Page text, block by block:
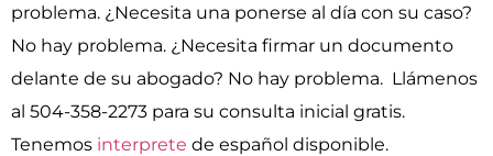
problema. ¿Necesita una ponerse al día con su caso?
No hay problema. ¿Necesita firmar un documento
delante de su abogado? No hay problema. Llámenos
al 504-358-2273 para su consulta inicial gratis.
Tenemos interprete de español disponible.